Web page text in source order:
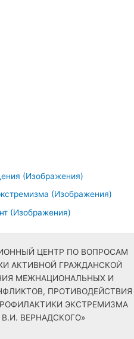
(Изображения)
(Изображения)
(Изображения)
ЦЕНТР ПО ВОПРОСАМ
АКТИВНОЙ ГРАЖДАНСКОЙ
МЕЖНАЦИОНАЛЬНЫХ И
ПРОТИВОДЕЙСТВИЯ
ЭКСТРЕМИЗМА
ВЕРНАДСКОГО»